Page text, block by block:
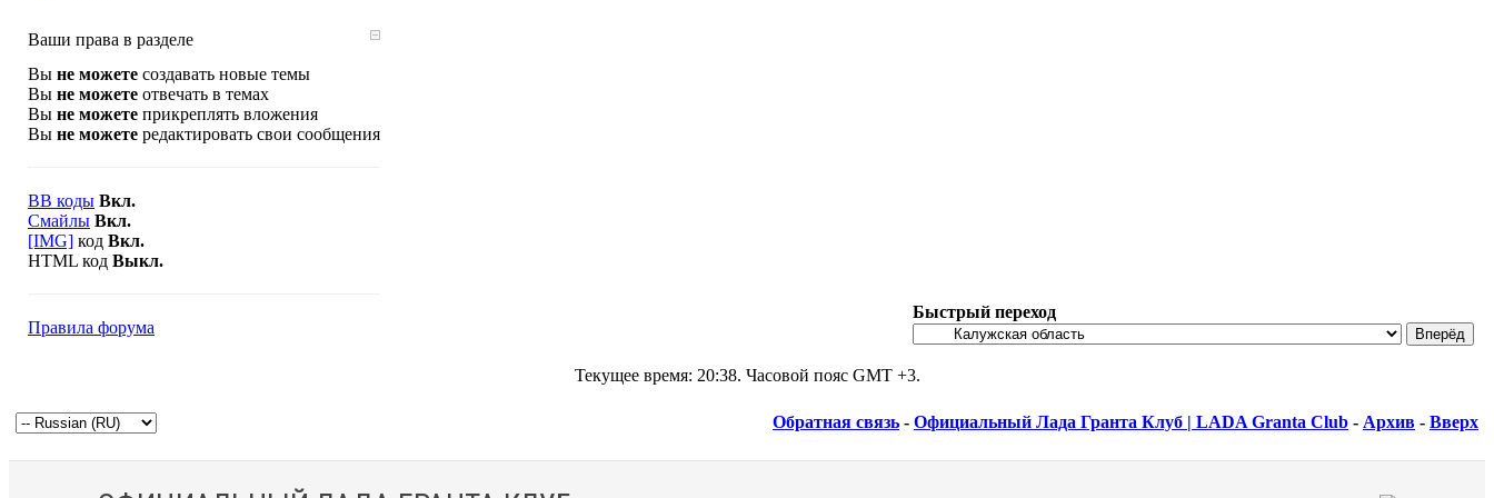
Ваши права в разделе
Вы не можете создавать новые темы
Вы не можете отвечать в темах
Вы не можете прикреплять вложения
Вы не можете редактировать свои сообщения
BB коды Вкл.
Смайлы Вкл.
[IMG] код Вкл.
HTML код Выкл.
Правила форума
Быстрый переход
Текущее время: 20:38. Часовой пояс GMT +3.
Обратная связь - Официальный Лада Гранта Клуб | LADA Granta Club - Архив - Вверх